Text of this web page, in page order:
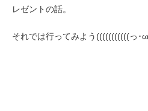
レゼントの話。
それでは行ってみよう(((((((((((っ･